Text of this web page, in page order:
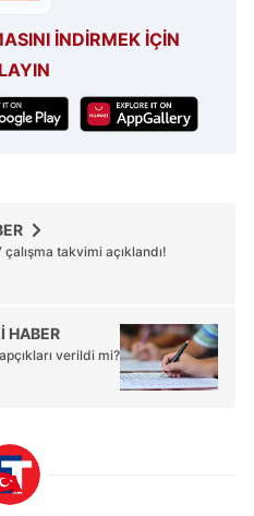
İNDİRMEK İÇİN
takvimi açıklandı!
HABER
verildi mi?